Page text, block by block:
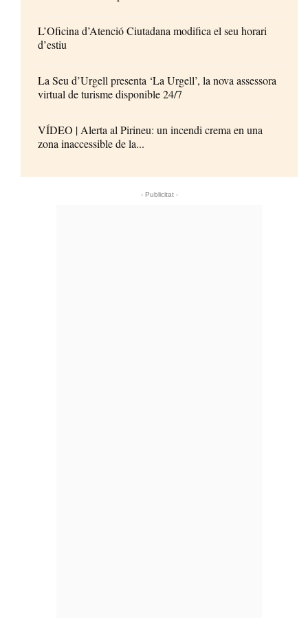
L’Oficina d’Atenció Ciutadana modifica el seu horari
d’estiu
La Seu d’Urgell presenta ‘La Urgell’, la nova assessora
virtual de turisme disponible 24/7
VÍDEO | Alerta al Pirineu: un incendi crema en una
zona inaccessible de la...
- Publicitat -